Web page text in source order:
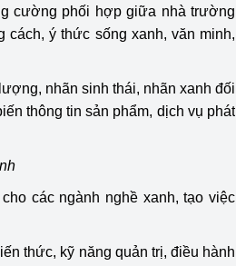
cường phối hợp giữa nhà trường
ý thức sống xanh, văn minh,
nhãn sinh thái, nhãn xanh đối
thông tin sản phẩm, dịch vụ phát
các ngành nghề xanh, tạo việc
thức, kỹ năng quản trị, điều hành